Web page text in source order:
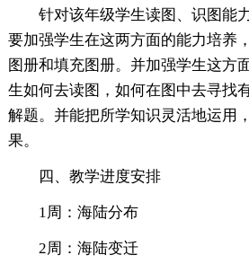
针对该年级学生读图、识图能
要加强学生在这两方面的能力培养
图册和填充图册。并加强学生这方
生如何去读图，如何在图中去寻找
解题。并能把所学知识灵活地运用
果。
四、教学进度安排
1周：海陆分布
2周：海陆变迁